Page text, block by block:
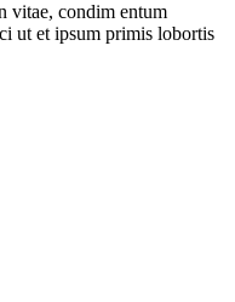
vitae, condim entum
ut et ipsum primis lobortis